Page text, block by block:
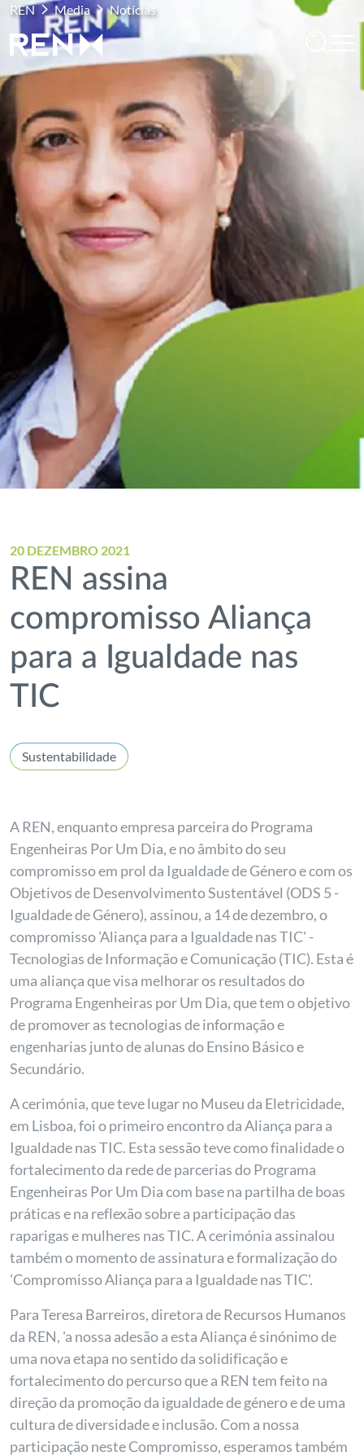
REN Media Notícias
20 DEZEMBRO 2021
REN assina
compromisso Aliança
para a Igualdade nas
TIC
Sustentabilidade
A REN, enquanto empresa parceira do Programa
Engenheiras Por Um Dia, e no âmbito do seu
compromisso em prol da Igualdade de Género e com os
Objetivos de Desenvolvimento Sustentável (ODS 5 -
Igualdade de Género), assinou, a 14 de dezembro, o
compromisso 'Aliança para a Igualdade nas TIC' -
Tecnologias de Informação e Comunicação (TIC). Esta é
uma aliança que visa melhorar os resultados do
Programa Engenheiras por Um Dia, que tem o objetivo
de promover as tecnologias de informação e
engenharias junto de alunas do Ensino Básico e
Secundário.
A cerimónia, que teve lugar no Museu da Eletricidade,
em Lisboa, foi o primeiro encontro da Aliança para a
Igualdade nas TIC. Esta sessão teve como finalidade o
fortalecimento da rede de parcerias do Programa
Engenheiras Por Um Dia com base na partilha de boas
práticas e na reflexão sobre a participação das
raparigas e mulheres nas TIC. A cerimónia assinalou
também o momento de assinatura e formalização do
'Compromisso Aliança para a Igualdade nas TIC'.
Para Teresa Barreiros, diretora de Recursos Humanos
da REN, 'a nossa adesão a esta Aliança é sinónimo de
uma nova etapa no sentido da solidificação e
fortalecimento do percurso que a REN tem feito na
direção da promoção da igualdade de género e de uma
cultura de diversidade e inclusão. Com a nossa
participação neste Compromisso, esperamos também